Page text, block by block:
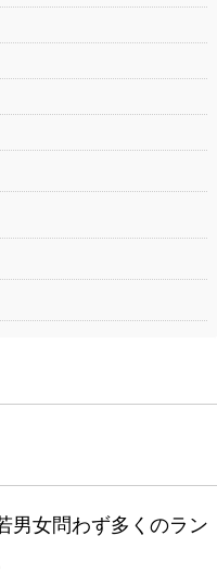
男女問わず多くのラン